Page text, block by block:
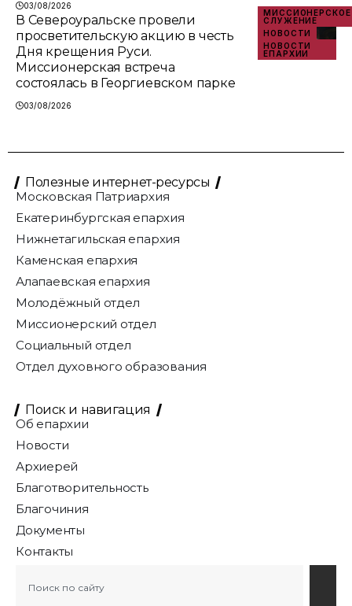
03/08/2026
МИССИОНЕРСКОЕ
СЛУЖЕНИЕ
НОВОСТИ
НОВОСТИ
ЕПАРХИИ
В Североуральске провели
просветительскую акцию в честь
Дня крещения Руси.
Миссионерская встреча
состоялась в Георгиевском парке
03/08/2026
Полезные интернет-ресурсы
Московская Патриархия
Екатеринбургская епархия
Нижнетагильская епархия
Каменская епархия
Алапаевская епархия
Молодёжный отдел
Миссионерский отдел
Социальный отдел
Отдел духовного образования
Поиск и навигация
Об епархии
Новости
Архиерей
Благотворительность
Благочиния
Документы
Контакты